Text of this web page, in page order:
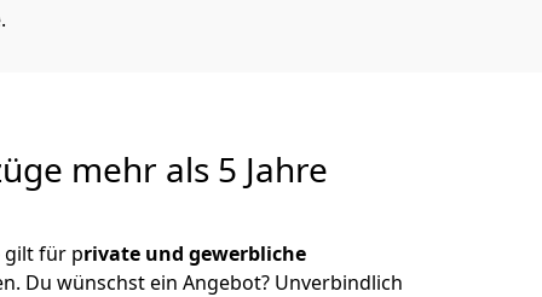
mehr als 5 Jahre
gilt für private und gewerbliche
Du wünschst ein Angebot? Unverbindlich